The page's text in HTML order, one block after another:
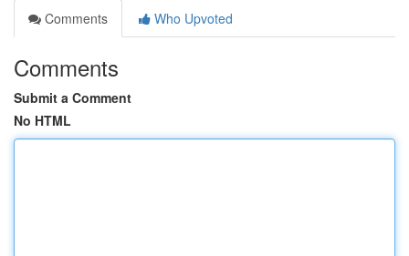
Comments
Who Upvoted
Comments
Submit a Comment
No HTML